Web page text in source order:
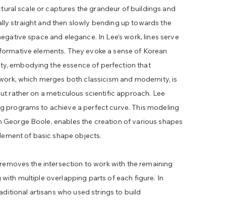
scale or captures the grandeur of buildings and
straight and then slowly bending up towards the
space and elegance. In Lee’s work, lines serve
elements. They evoke a sense of Korean
embodying the essence of perfection that
which merges both classicism and modernity, is
rather on a meticulous scientific approach. Lee
programs to achieve a perfect curve. This modeling
Boole, enables the creation of various shapes
of basic shape objects.
the intersection to work with the remaining
multiple overlapping parts of each figure. In
artisans who used strings to build